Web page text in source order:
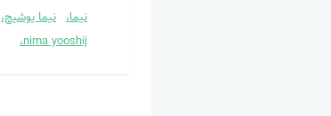
نیما، نیما یوشیج،
nima yooshij،